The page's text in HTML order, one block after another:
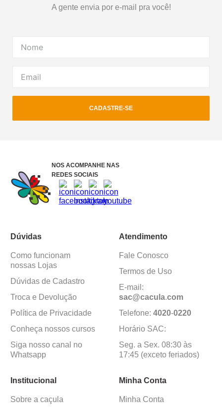
A gente envia por e-mail pra você!
CADASTRE-SE
NOS ACOMPANHE NAS
REDES SOCIAIS
Dúvidas
Como funcionam
nossas Lojas
Dúvidas de Cadastro
Troca e Devolução
Política de Privacidade
Conheça nossos cursos
Siga nosso canal no
Whatsapp
Atendimento
Fale Conosco
Termos de Uso
E-mail:
sac@cacula.com
Telefone: 4020-0220
Horário SAC:
Seg. a Sex. 08:30 às
17:45 (exceto feriados)
Institucional
Sobre a caçula
Minha Conta
Minha Conta